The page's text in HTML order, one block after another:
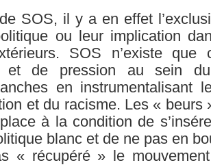
SOS, il y a en effet
ou leur implication
SOS n’existe que
et de pression au sein
en instrumentalisant
et du racisme. Les « beurs
à la condition de
blanc et de ne pas en
« récupéré » le